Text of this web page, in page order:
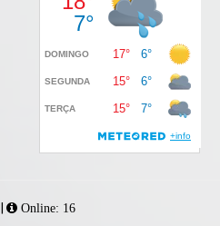
Online: 16